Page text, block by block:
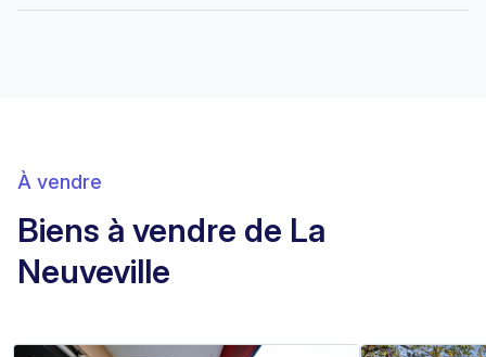
À vendre
Biens à vendre de La
Neuveville